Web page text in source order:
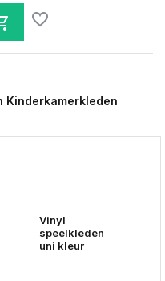
Kinderkamerkleden
Vinyl
speelkleden
uni kleur